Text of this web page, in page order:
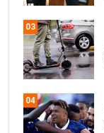
03
04